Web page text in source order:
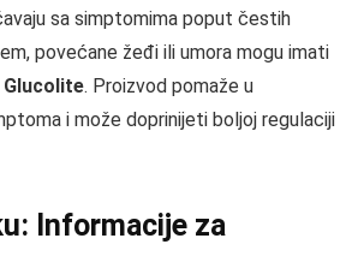
sa simptomima poput čestih
povećane žeđi ili umora mogu imati
Glucolite. Proizvod pomaže u
i može doprinijeti boljoj regulaciji
Informacije za